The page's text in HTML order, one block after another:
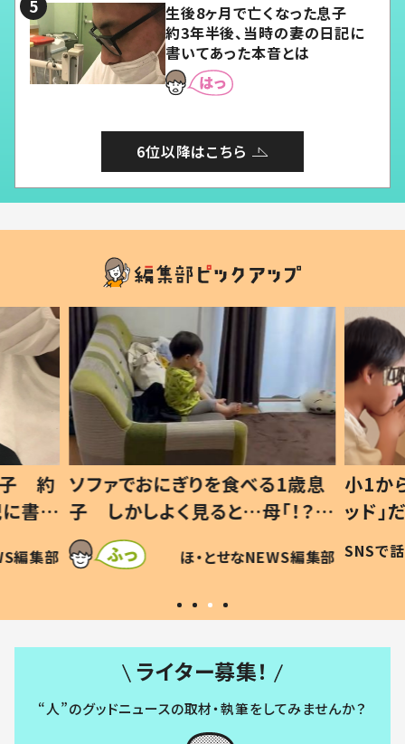
生後8ヶ月で亡くなった息子
約3年半後、当時の妻の日記に
書いてあった本音とは
6位以降はこちら
歳息
？」
編集部
小1から不登校、息子は「ギフテ
ッド」だった 父が“ウチ給食”を
作り続ける理由とは #令和の親
#令和の子
SNSで話題 ほ・とせなNEWS編集部
ひ孫
が、抱
「涙
い」
ライター募集！
“人”のグッドニュースの取材・執筆をしてみませんか？